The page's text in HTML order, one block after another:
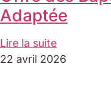
Adaptée
Lire la suite
22 avril 2026